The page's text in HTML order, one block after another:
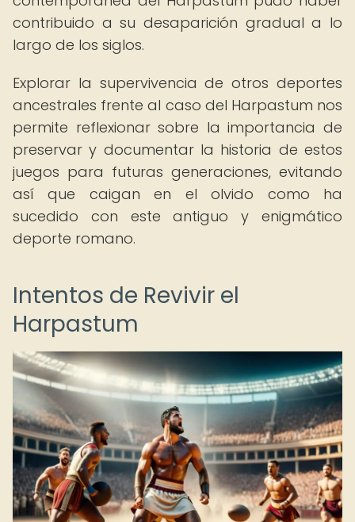
contribuido a su desaparición gradual a lo
largo de los siglos.
Explorar la supervivencia de otros deportes
ancestrales frente al caso del Harpastum nos
permite reflexionar sobre la importancia de
preservar y documentar la historia de estos
juegos para futuras generaciones, evitando
así que caigan en el olvido como ha
sucedido con este antiguo y enigmático
deporte romano.
Intentos de Revivir el
Harpastum